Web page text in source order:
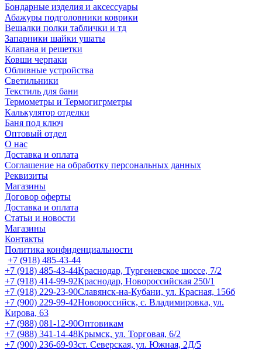
Бондарные изделия и аксессуары
Абажуры подголовники коврики
Вешалки полки таблички и тд
Запарники шайки ушаты
Клапана и решетки
Ковши черпаки
Обливные устройства
Светильники
Текстиль для бани
Термометры и Термогигрметры
Калькулятор отделки
Баня под ключ
Оптовый отдел
О нас
Доставка и оплата
Соглашение на обработку персональных данных
Реквизиты
Магазины
Договор оферты
Доставка и оплата
Статьи и новости
Магазины
Контакты
Политика конфиденциальности
+7 (918) 485-43-44
+7 (918) 485-43-44Краснодар, Тургеневское шоссе, 7/2
+7 (918) 414-99-92Краснодар, Новороссийская 250/1
+7 (918) 229-23-90Славянск-на-Кубани, ул. Красная, 156б
+7 (900) 229-99-42Новороссийск, с. Владимировка, ул.
Кирова, 63
+7 (988) 081-12-90Оптовикам
+7 (988) 341-14-48Крымск, ул. Торговая, 6/2
+7 (900) 236-69-93ст. Северская, ул. Южная, 2Д/5